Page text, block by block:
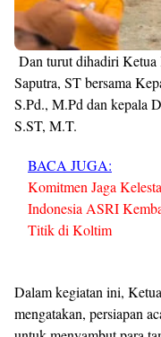
Dan turut dihadiri
Saputra, ST bersama
S.Pd., M.Pd dan kepala
S.ST, M.T.
BACA JUGA:
Komitmen Jaga
Indonesia ASRI
Titik di Koltim
Dalam kegiatan ini,
mengatakan, persiapan